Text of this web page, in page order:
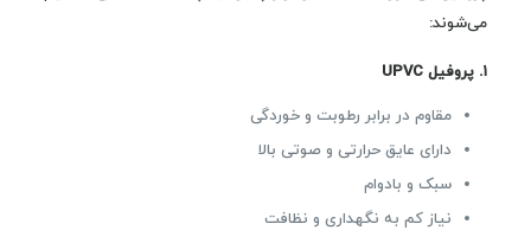
می‌شوند:
۱. پروفیل UPVC
مقاوم در برابر رطوبت و خوردگی
دارای عایق حرارتی و صوتی بالا
سبک و بادوام
نیاز کم به نگهداری و نظافت